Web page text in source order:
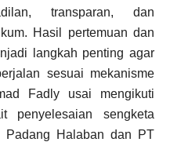
transparan, dan
Hasil pertemuan dan
langkah penting agar
sesuai mekanisme
Fadly usai mengikuti
penyelesaian sengketa
Padang Halaban dan PT